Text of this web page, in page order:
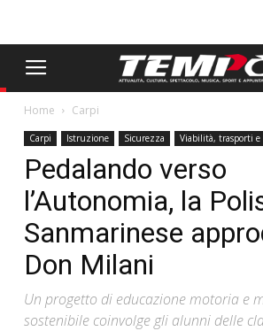
Home Carpi
Carpi Istruzione Sicurezza Viabilità, trasporti
Pedalando verso
l’Autonomia, la
Sanmarinese
Don Milani
Un progetto di educazione motoria e
sostenibile coinvolge gli alunni delle